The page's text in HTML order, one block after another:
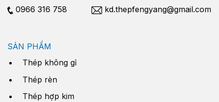
0966 316 758 kd.thepfengyang@gmail.com
SẢN PHẨM
Thép không gỉ
Thép rèn
Thép hợp kim